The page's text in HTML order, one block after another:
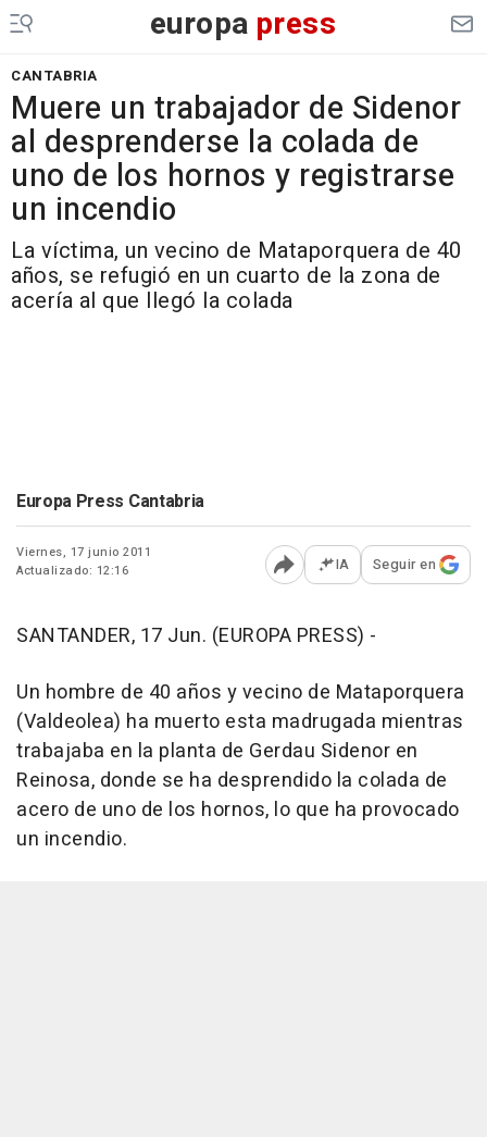
europa press
CANTABRIA
Muere un trabajador de Sidenor
al desprenderse la colada de
uno de los hornos y registrarse
un incendio
La víctima, un vecino de Mataporquera de 40
años, se refugió en un cuarto de la zona de
acería al que llegó la colada
Europa Press Cantabria
Viernes, 17 junio 2011
Actualizado: 12:16
Abrir opciones para
IA Seguir en
SANTANDER, 17 Jun. (EUROPA PRESS) -
Un hombre de 40 años y vecino de Mataporquera
(Valdeolea) ha muerto esta madrugada mientras
trabajaba en la planta de Gerdau Sidenor en
Reinosa, donde se ha desprendido la colada de
acero de uno de los hornos, lo que ha provocado
un incendio.